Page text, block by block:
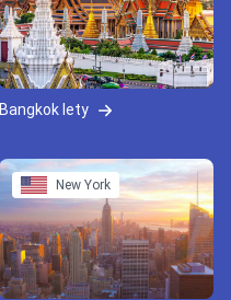
Bangkok lety
New York